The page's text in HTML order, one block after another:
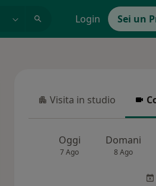
Login Sei un
Visita in studio
Visita in studio
Oggi
7 Ago
Domani
8 Ago